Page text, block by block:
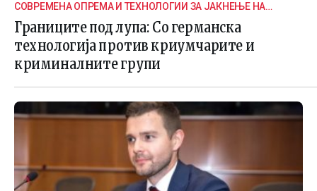
СОВРЕМЕНА ОПРЕМА И ТЕХНОЛОГИИ ЗА ЈАКНЕЊЕ НА
ГРАНИЧНАТА БЕЗБЕДНОСТ
Границите под лупа: Со германска
технологија против криумчарите и
криминалните групи